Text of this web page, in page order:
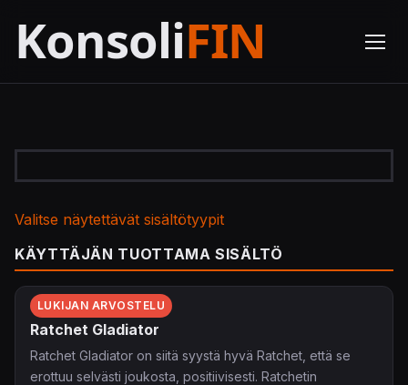
Valitse näytettävät sisältötyypit
KÄYTTÄJÄN TUOTTAMA SISÄLTÖ
LUKIJAN ARVOSTELU
Ratchet Gladiator
Ratchet Gladiator on siitä syystä hyvä Ratchet, että se
erottuu selvästi joukosta, positiivisesti. Ratchetin